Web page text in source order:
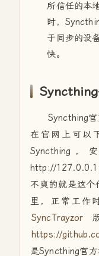
所信任的本
时，
于同步的设
快。
Syncthing官
在官网上可以
Syncthing
http://
不爽的就是这个
里，正常工作
SyncTrayzor
https://
是Syncthing官方